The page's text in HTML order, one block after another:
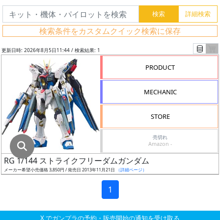
検索条件をカスタムクイック検索に保存
グ
レ
ル
成
形
更新日時: 2026年8月5日11:44 / 検索結果: 1
PRODUCT
MECHANIC
STORE
売切れ
Amazon -
RG 1/144 ストライクフリーダムガンダム
メーカー希望小売価格 3,850円 / 発売日 2013年11月21日 （詳細ページ）
1
X でガンプラの予約・販売開始の通知を受け取る